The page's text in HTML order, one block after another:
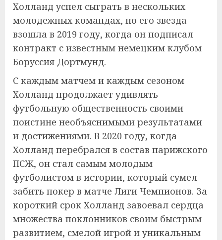
Холланд успел сыграть в нескольких
молодежных командах, но его звезда
взошла в 2019 году, когда он подписал
контракт с известным немецким клубом
Боруссия Дортмунд.
С каждым матчем и каждым сезоном
Холланд продолжает удивлять
футбольную общественность своими
поистине необъяснимыми результатами
и достижениями. В 2020 году, когда
Холланд перебрался в состав парижского
ПСЖ, он стал самым молодым
футболистом в истории, который сумел
забить покер в матче Лиги Чемпионов. За
короткий срок Холланд завоевал сердца
множества поклонников своим быстрым
развитием, смелой игрой и уникальным